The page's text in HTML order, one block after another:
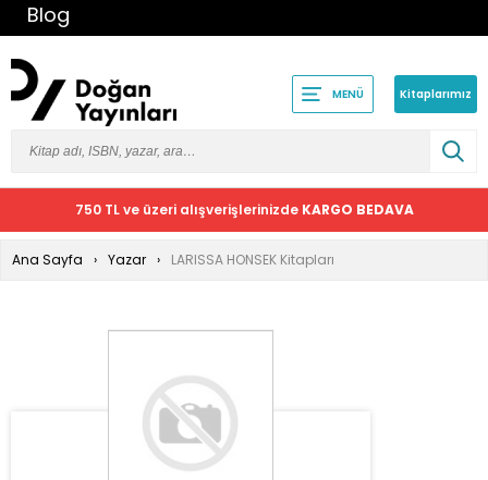
Blog
MENÜ Kitaplarımız
750 TL ve üzeri alışverişlerinizde KARGO BEDAVA
Ana Sayfa Yazar LARISSA HONSEK Kitapları